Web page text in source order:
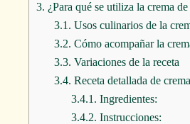
3. ¿Para qué se utiliza la crema
3.1. Usos culinarios de la
3.2. Cómo acompañar la
3.3. Variaciones de la receta
3.4. Receta detallada de
3.4.1. Ingredientes:
3.4.2. Instrucciones: